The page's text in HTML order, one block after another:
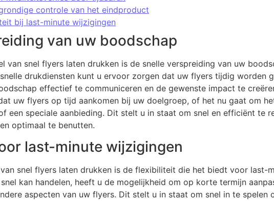
controle van het eindproduct
bij last-minute wijzigingen
van uw boodschap
van snel flyers laten drukken is de snelle verspreiding van uw
drukdiensten kunt u ervoor zorgen dat uw flyers tijdig worden
effectief te communiceren en de gewenste impact te
uw flyers op tijd aankomen bij uw doelgroep, of het nu gaat om
een speciale aanbieding. Dit stelt u in staat om snel en efficiënt te
optimaal te benutten.
last-minute wijzigingen
snel flyers laten drukken is de flexibiliteit die het biedt voor last-
kan handelen, heeft u de mogelijkheid om op korte termijn
aspecten van uw flyers. Dit stelt u in staat om snel in te spelen